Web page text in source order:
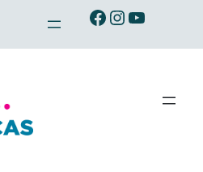
Ibermusicas no Facebook
Ibermusicas no Instagram
Ibermusicas no Youtube